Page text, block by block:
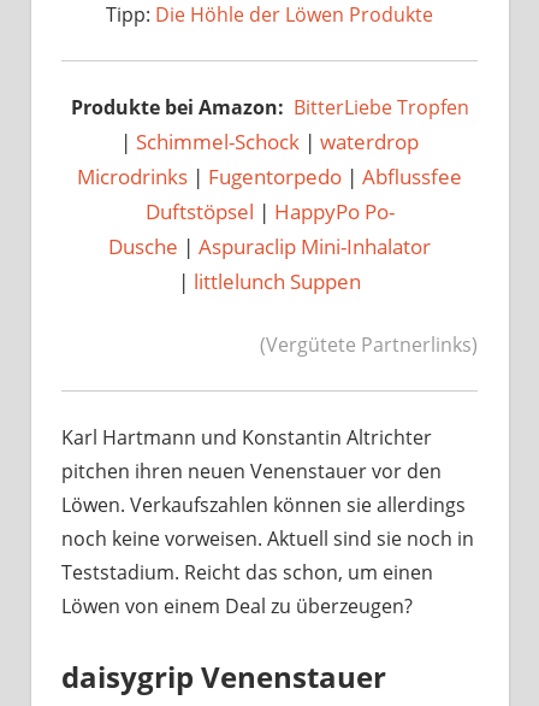
Tipp: Die Höhle der Löwen Produkte
Produkte bei Amazon: BitterLiebe Tropfen
| Schimmel-Schock | waterdrop
Microdrinks | Fugentorpedo | Abflussfee
Duftstöpsel | HappyPo Po-
Dusche | Aspuraclip Mini-Inhalator
| littlelunch Suppen
(Vergütete Partnerlinks)
Karl Hartmann und Konstantin Altrichter
pitchen ihren neuen Venenstauer vor den
Löwen. Verkaufszahlen können sie allerdings
noch keine vorweisen. Aktuell sind sie noch in
Teststadium. Reicht das schon, um einen
Löwen von einem Deal zu überzeugen?
daisygrip Venenstauer